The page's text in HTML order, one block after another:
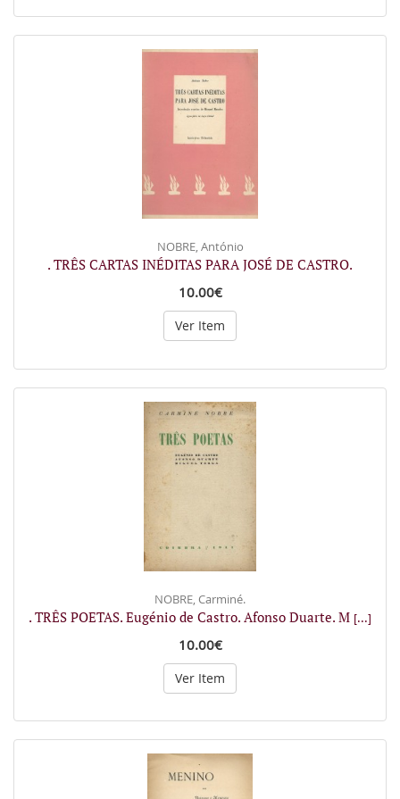
NOBRE, António
. TRÊS CARTAS INÉDITAS PARA JOSÉ DE CASTRO.
10.00€
Ver Item
NOBRE, Carminé.
. TRÊS POETAS. Eugénio de Castro. Afonso Duarte. M [...]
10.00€
Ver Item